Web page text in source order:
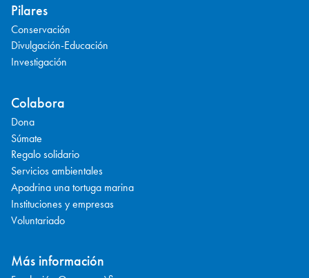
Pilares
Conservación
Divulgación-Educación
Investigación
Colabora
Dona
Súmate
Regalo solidario
Servicios ambientales
Apadrina una tortuga marina
Instituciones y empresas
Voluntariado
Más información